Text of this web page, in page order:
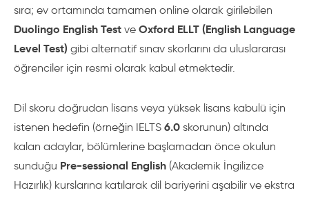
sıra; ev ortamında tamamen online olarak girilebilen
Duolingo English Test ve Oxford ELLT (English Language
Level Test) gibi alternatif sınav skorlarını da uluslararası
öğrenciler için resmi olarak kabul etmektedir.
Dil skoru doğrudan lisans veya yüksek lisans kabulü için
istenen hedefin (örneğin IELTS 6.0 skorunun) altında
kalan adaylar, bölümlerine başlamadan önce okulun
sunduğu Pre-sessional English (Akademik İngilizce
Hazırlık) kurslarına katılarak dil bariyerini aşabilir ve ekstra